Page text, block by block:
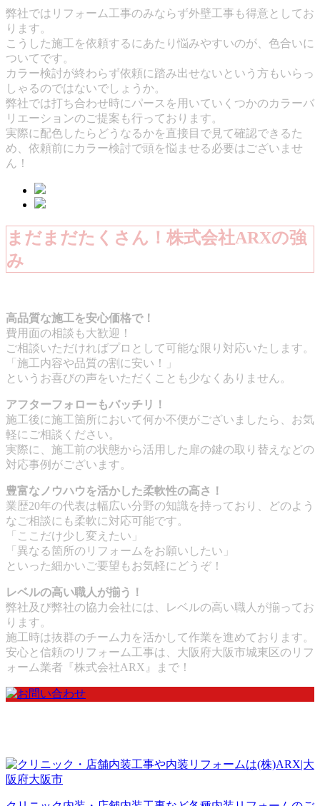
弊社ではリフォーム工事のみならず外壁工事も得意としてお
ります。
こうした施工を依頼するにあたり悩みやすいのが、色合いに
ついてです。
カラー検討が終わらず依頼に踏み出せないという方もいらっ
しゃるのではないでしょうか。
弊社では打ち合わせ時にパースを用いていくつかのカラーバ
リエーションのご提案も行っております。
実際に配色したらどうなるかを直接目で見て確認できるた
め、依頼前にカラー検討で頭を悩ませる必要はございませ
ん！
まだまだたくさん！株式会社ARXの強
み
高品質な施工を安心価格で！
費用面の相談も大歓迎！
ご相談いただければプロとして可能な限り対応いたします。
「施工内容や品質の割に安い！」
というお喜びの声をいただくことも少なくありません。
アフターフォローもバッチリ！
施工後に施工箇所において何か不便がございましたら、お気
軽にご相談ください。
実際に、施工前の状態から活用した扉の鍵の取り替えなどの
対応事例がございます。
豊富なノウハウを活かした柔軟性の高さ！
業歴20年の代表は幅広い分野の知識を持っており、どのよう
なご相談にも柔軟に対応可能です。
「ここだけ少し変えたい」
「異なる箇所のリフォームをお願いしたい」
といった細かいご要望もお気軽にどうぞ！
レベルの高い職人が揃う！
弊社及び弊社の協力会社には、レベルの高い職人が揃ってお
ります。
施工時は抜群のチーム力を活かして作業を進めております。
安心と信頼のリフォーム工事は、大阪府大阪市城東区のリフ
ォーム業者『株式会社ARX』まで！